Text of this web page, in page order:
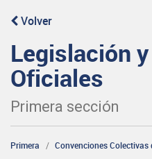
Volver
Legislación
Oficiales
Primera sección
Primera Convenciones Colectivas